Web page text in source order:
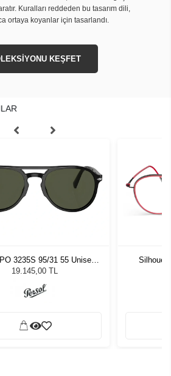
Kuralları reddeden bu tasarım dili,
ortaya koyanlar için tasarlandı.
KEŞFET
3235S 95/31 55 Unisex
Güneş Gözlüğü
19.145,00 TL